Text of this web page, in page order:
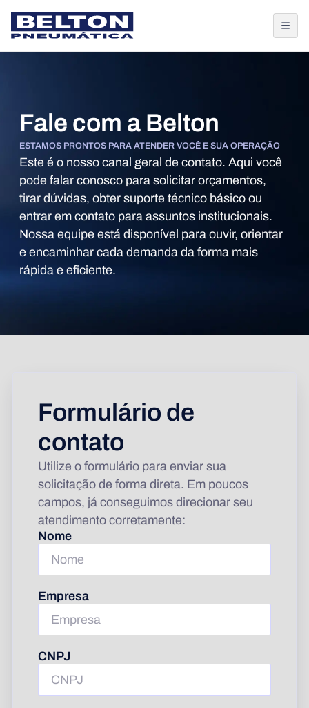
Fale com a Belton
ESTAMOS PRONTOS PARA ATENDER VOCÊ E SUA OPERAÇÃO
Este é o nosso canal geral de contato. Aqui você
pode falar conosco para solicitar orçamentos,
tirar dúvidas, obter suporte técnico básico ou
entrar em contato para assuntos institucionais.
Nossa equipe está disponível para ouvir, orientar
e encaminhar cada demanda da forma mais
rápida e eficiente.
Formulário de
contato
Utilize o formulário para enviar sua
solicitação de forma direta. Em poucos
campos, já conseguimos direcionar seu
atendimento corretamente:
Nome
Empresa
CNPJ